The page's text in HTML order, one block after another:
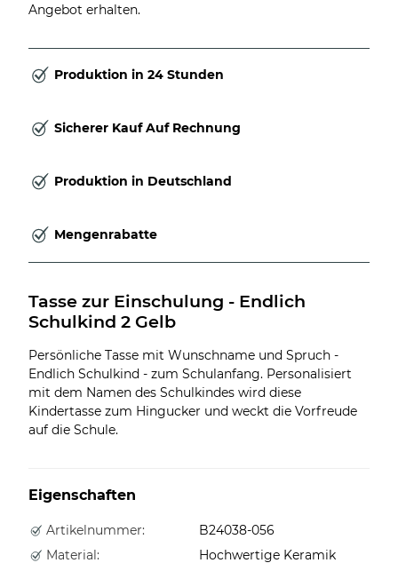
Angebot erhalten.
Produktion in 24 Stunden
Sicherer Kauf Auf Rechnung
Produktion in Deutschland
Mengenrabatte
Tasse zur Einschulung - Endlich
Schulkind 2 Gelb
Persönliche Tasse mit Wunschname und Spruch -
Endlich Schulkind - zum Schulanfang. Personalisiert
mit dem Namen des Schulkindes wird diese
Kindertasse zum Hingucker und weckt die Vorfreude
auf die Schule.
Eigenschaften
Artikelnummer:
B24038-056
Material:
Hochwertige Keramik